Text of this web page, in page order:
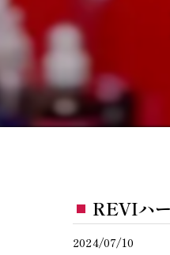
REVIハ
2024/07/10